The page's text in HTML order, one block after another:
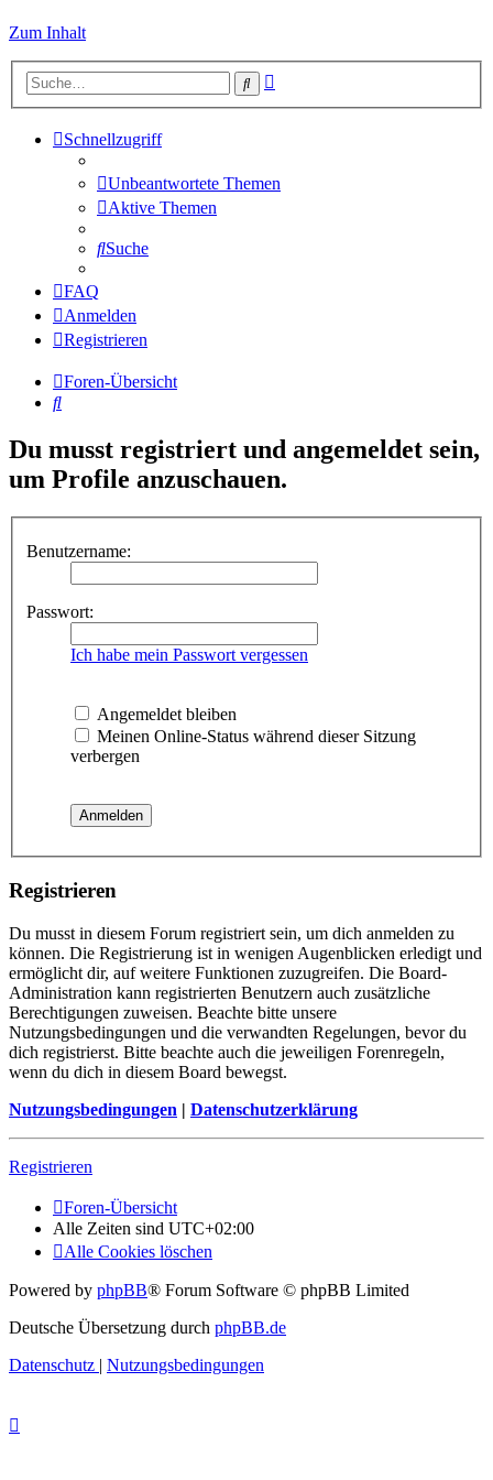
Zum Inhalt
Suche
Schnellzugriff
Unbeantwortete Themen
Aktive Themen
Suche
FAQ
Anmelden
Registrieren
Foren-Übersicht
Suche
Du musst registriert und angemeldet sein,
um Profile anzuschauen.
Benutzername:
Passwort:
Ich habe mein Passwort vergessen
Angemeldet bleiben
Meinen Online-Status während dieser Sitzung
verbergen
Registrieren
Du musst in diesem Forum registriert sein, um dich anmelden zu
können. Die Registrierung ist in wenigen Augenblicken erledigt und
ermöglicht dir, auf weitere Funktionen zuzugreifen. Die Board-
Administration kann registrierten Benutzern auch zusätzliche
Berechtigungen zuweisen. Beachte bitte unsere
Nutzungsbedingungen und die verwandten Regelungen, bevor du
dich registrierst. Bitte beachte auch die jeweiligen Forenregeln,
wenn du dich in diesem Board bewegst.
Nutzungsbedingungen | Datenschutzerklärung
Registrieren
Foren-Übersicht
Alle Zeiten sind UTC+02:00
Alle Cookies löschen
Powered by phpBB® Forum Software © phpBB Limited
Deutsche Übersetzung durch phpBB.de
Datenschutz | Nutzungsbedingungen